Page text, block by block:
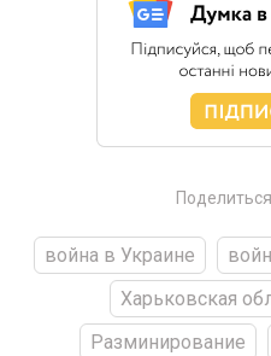
Поделиться
война в Украине
Харьковская
Разминирование